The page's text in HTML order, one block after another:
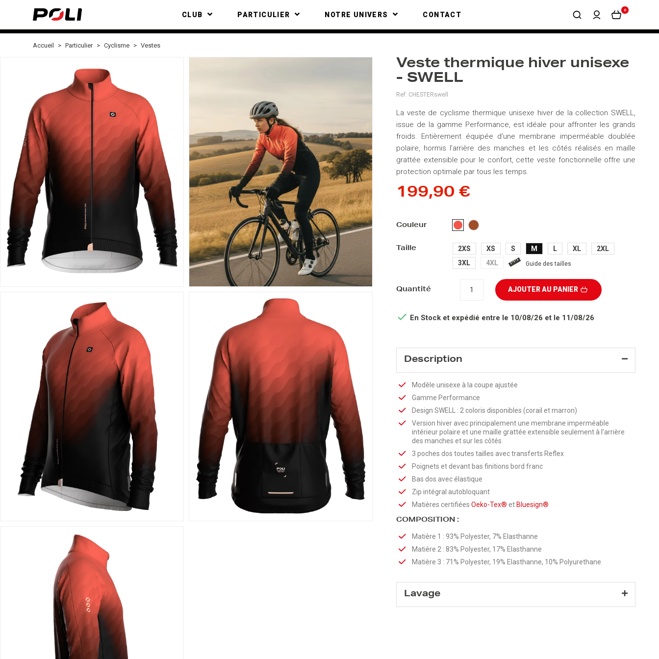
CLUB PARTICULIER NOTRE UNIVERS CONTACT
0
Accueil Particulier Cyclisme Vestes
Veste thermique hiver unisexe
- SWELL
Ref: CHESTERswell
La veste de cyclisme thermique unisexe hiver de la collection SWELL,
issue de la gamme Performance, est idéale pour affronter les grands
froids. Entièrement équipée d’une membrane imperméable doublée
polaire, hormis l’arrière des manches et les côtés réalisés en maille
grattée extensible pour le confort, cette veste fonctionnelle offre une
protection optimale par tous les temps.
199,90 €
Couleur CORAILMARRON
Taille 2XS XS S M L XL
2XL
3XL
4XL Guide des tailles
Quantité AJOUTER AU PANIER
 En Stock et expédié entre le 10/08/26 et le 11/08/26
Description
Modèle unisexe à la coupe ajustée
Gamme Performance
Design SWELL : 2 coloris disponibles (corail et marron)
Version hiver avec principalement une membrane imperméable
intérieur polaire et une maille grattée extensible seulement à l’arrière
des manches et sur les côtés
3 poches dos toutes tailles avec transferts Reflex
Poignets et devant bas finitions bord franc
Bas dos avec élastique
Zip intégral autobloquant
Matières certifiées Oeko-Tex® et Bluesign®
COMPOSITION :
Matière 1 : 93% Polyester, 7% Elasthanne
Matière 2 : 83% Polyester, 17% Elasthanne
Matière 3 : 71% Polyester, 19% Elasthanne, 10% Polyurethane
Lavage